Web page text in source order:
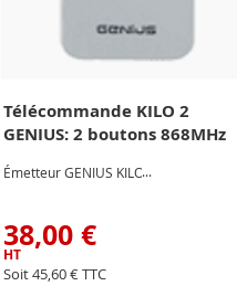
Télécommande KILO 2
GENIUS: 2 boutons 868MHz
Émetteur GENIUS KILO2
38,00 €
45,60 €